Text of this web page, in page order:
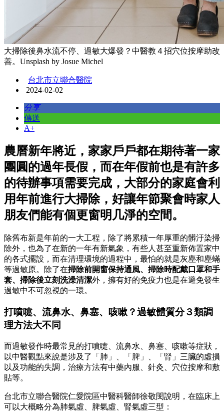
大掃除後鼻水流不停、過敏大爆發？中醫教４招穴位按摩助改
善。Unsplash by Josue Michel
台北市立聯合醫院
2024-02-02
分享
傳送
A+
農曆新年將近，家家戶戶都在期待著一家
團圓的過年長假，而在年假前也是有許多
的待辦事項需要完成，大部分的家庭會利
用年前進行大掃除，好讓年節聚會時家人
朋友們能有個更窗明几淨的空間。
除舊布新是年前的一大工程，除了將累積一年厚重的髒汙染掃
除外，也為了在新的一年有新氣象，有些人甚至重新佈置家中
的各式擺設，而在清理環境的過程中，最怕的就是灰塵和塵蟎
等過敏原。除了在掃除前開窗保持通風、掃除時配戴口罩和手
套、掃除後立刻洗澡清潔外，擁有好的免疫力也是在避免發生
過敏中不可忽視的一環。
打噴嚏、流鼻水、鼻塞、咳嗽？過敏體質分３類調
理方法大不同
而過敏發作時最常見的打噴嚏、流鼻水、鼻塞、咳嗽等症狀，
以中醫觀點來說是涉及了「肺」、「脾」、「腎」三臟的虛損
以及功能的失調，治療方法有中藥內服、針灸、穴位按摩和敷
貼等。
台北市立聯合醫院仁愛院區中醫科醫師徐敬閔說明，在臨床上
可以大概略分為肺氣虛、脾氣虛、腎氣虛三型：